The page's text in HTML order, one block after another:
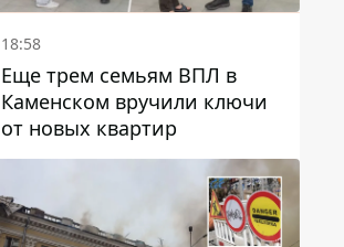
18:58
Еще трем семьям ВПЛ в
Каменском вручили ключи
от новых квартир